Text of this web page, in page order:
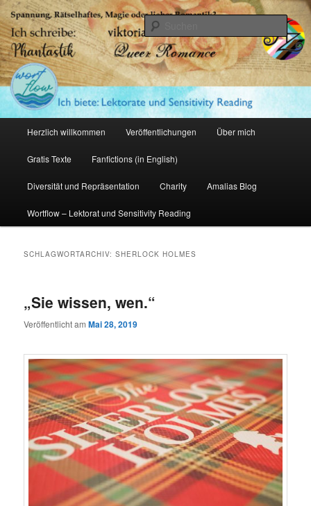
Zum
primären
Inhalt
springen
Zum
sekundären
Inhalt
springenAmalia Zeichnerin
Herzlich willkommen Veröffentlichungen Über mich
Gratis Texte Fanfictions (in English)
Diversität und Repräsentation Charity Amalias Blog
Wortflow – Lektorat und Sensitivity Reading
SCHLAGWORTARCHIV:SHERLOCK HOLMES
„Sie wissen, wen.“
Veröffentlicht amMai 28, 2019